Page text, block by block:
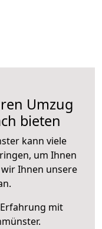
Umzug
bieten
kann viele
um Ihnen
Ihnen unsere
mit
.